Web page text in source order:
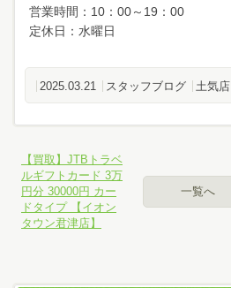
営業時間：10：00～19：00
定休日：水曜日
2025.03.21 スタッフブログ 土気店
【買取】JTBトラベ
ルギフトカード 3万
円分 30000円 カー
ドタイプ 【イオン
タウン君津店】
一覧へ